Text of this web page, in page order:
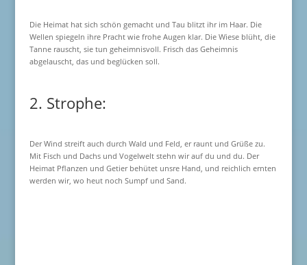
Die Heimat hat sich schön gemacht und Tau blitzt ihr im Haar. Die
Wellen spiegeln ihre Pracht wie frohe Augen klar. Die Wiese blüht, die
Tanne rauscht, sie tun geheimnisvoll. Frisch das Geheimnis
abgelauscht, das und beglücken soll.
2. Strophe:
Der Wind streift auch durch Wald und Feld, er raunt und Grüße zu.
Mit Fisch und Dachs und Vogelwelt stehn wir auf du und du. Der
Heimat Pflanzen und Getier behütet unsre Hand, und reichlich ernten
werden wir, wo heut noch Sumpf und Sand.